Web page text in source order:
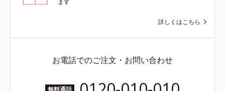
ます
詳しくはこちら
お電話でのご注文・お問い合わせ
無料通話